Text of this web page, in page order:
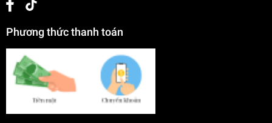
Phương thức thanh toán